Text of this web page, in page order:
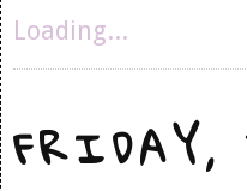
Loading...